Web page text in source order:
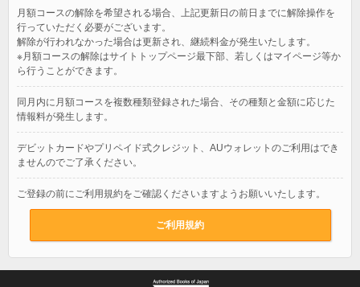
月額コースの解除を希望される場合、上記更新日の前日までに解除操作を
行っていただく必要がございます。
解除が行われなかった場合は更新され、継続料金が発生いたします。
※月額コースの解除はサイトトップページ最下部、若しくはマイページ等か
ら行うことができます。
同月内に月額コースを複数種類登録された場合、その種類と金額に応じた
情報料が発生します。
デビットカードやプリペイド式クレジット、AUウォレットのご利用はでき
ませんのでご了承ください。
ご登録の前にご利用規約をご確認くださいますようお願いいたします。
ご利用規約